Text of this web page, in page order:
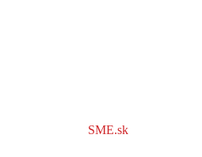
SME.sk